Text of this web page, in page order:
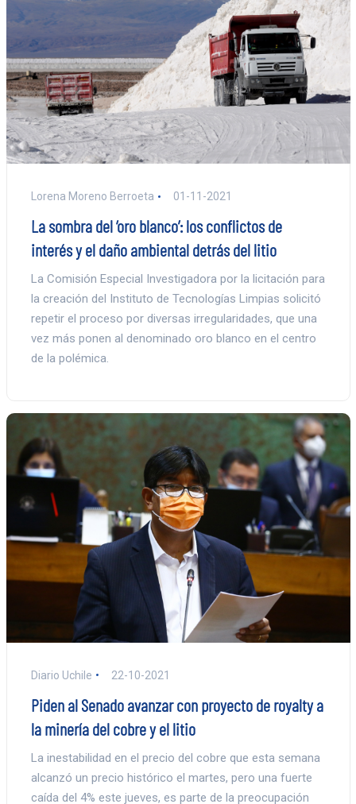
Lorena Moreno Berroeta 01-11-2021
La sombra del ‘oro blanco’: los conflictos de
interés y el daño ambiental detrás del litio
La Comisión Especial Investigadora por la licitación para
la creación del Instituto de Tecnologías Limpias solicitó
repetir el proceso por diversas irregularidades, que una
vez más ponen al denominado oro blanco en el centro
de la polémica.
Diario Uchile 22-10-2021
Piden al Senado avanzar con proyecto de royalty a
la minería del cobre y el litio
La inestabilidad en el precio del cobre que esta semana
alcanzó un precio histórico el martes, pero una fuerte
caída del 4% este jueves, es parte de la preocupación